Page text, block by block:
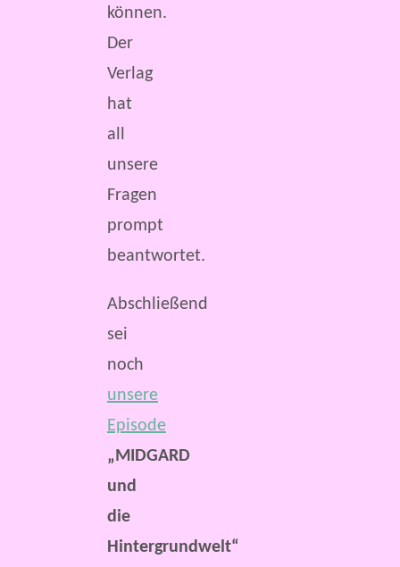
können.
Der
Verlag
hat
all
unsere
Fragen
prompt
beantwortet.
Abschließend
sei
noch
unsere
Episode
„MIDGARD
und
die
Hintergrundwelt“